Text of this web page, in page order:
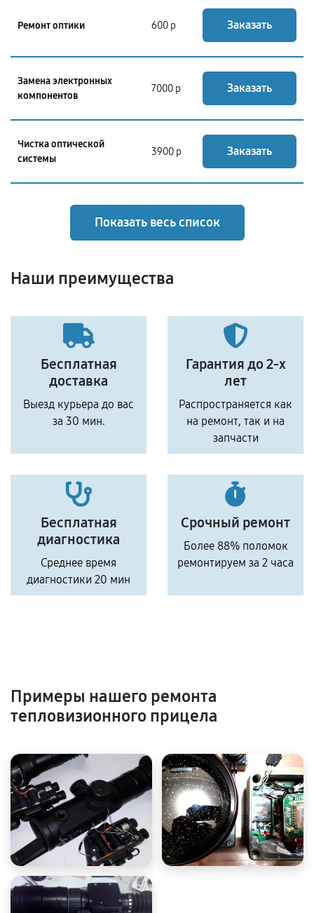
Ремонт оптики 600 р Заказать
Замена электронных
компонентов
7000 р Заказать
Чистка оптической
системы
3900 р Заказать
Показать весь список
Наши преимущества
Бесплатная
доставка
Выезд курьера до вас
за 30 мин.
Гарантия до 2-х
лет
Распространяется как
на ремонт, так и на
запчасти
Бесплатная
диагностика
Среднее время
диагностики 20 мин
Срочный ремонт
Более 88% поломок
ремонтируем за 2 часа
Примеры нашего ремонта
тепловизионного прицела